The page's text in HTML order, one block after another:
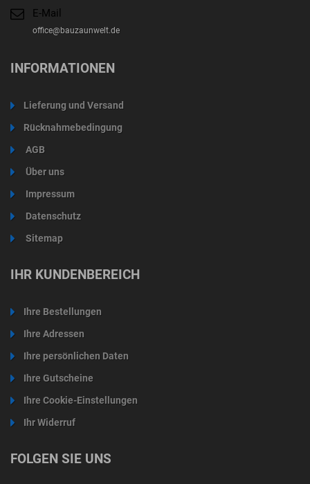
E-Mail
office@bauzaunwelt.de
INFORMATIONEN
Lieferung und Versand
Rücknahmebedingung
AGB
Über uns
Impressum
Datenschutz
Sitemap
IHR KUNDENBEREICH
Ihre Bestellungen
Ihre Adressen
Ihre persönlichen Daten
Ihre Gutscheine
Ihre Cookie-Einstellungen
Ihr Widerruf
FOLGEN SIE UNS